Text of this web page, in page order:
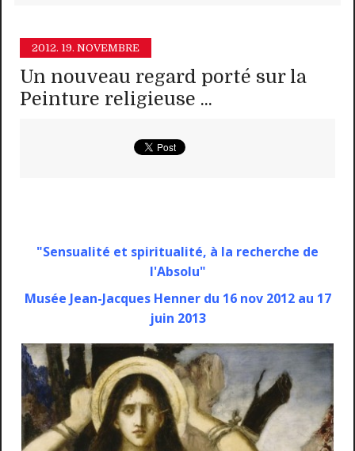
2012. 19. NOVEMBRE
Un nouveau regard porté sur la
Peinture religieuse ...
"Sensualité et spiritualité, à la recherche de
l'Absolu"
Musée Jean-Jacques Henner du 16 nov 2012 au 17
juin 2013